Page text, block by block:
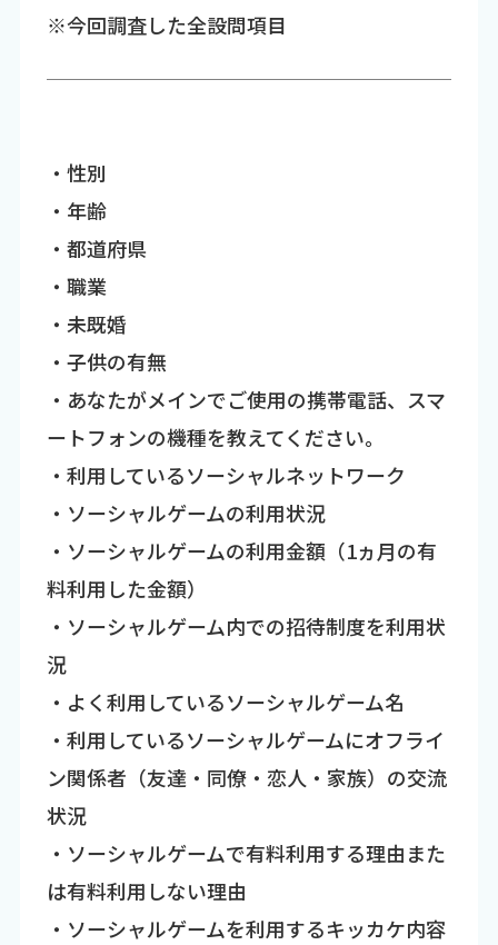
※今回調査した全設問項目
・性別
・年齢
・都道府県
・職業
・未既婚
・子供の有無
・あなたがメインでご使用の携帯電話、スマ
ートフォンの機種を教えてください。
・利用しているソーシャルネットワーク
・ソーシャルゲームの利用状況
・ソーシャルゲームの利用金額（1ヵ月の有
料利用した金額）
・ソーシャルゲーム内での招待制度を利用状
況
・よく利用しているソーシャルゲーム名
・利用しているソーシャルゲームにオフライ
ン関係者（友達・同僚・恋人・家族）の交流
状況
・ソーシャルゲームで有料利用する理由また
は有料利用しない理由
・ソーシャルゲームを利用するキッカケ内容